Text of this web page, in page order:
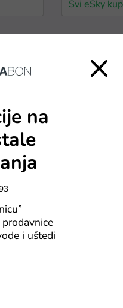
Svi eSky
za 2$
na
i uštedi